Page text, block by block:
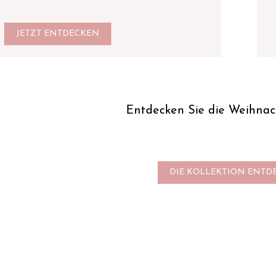
JETZT ENTDECKEN
Entdecken Sie die
DIE KOLLEKTION